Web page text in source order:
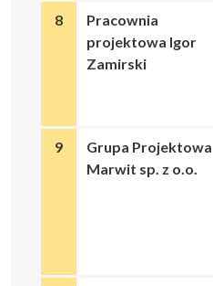
8
Pracownia
projektowa Igor
Zamirski
9
Grupa Projektowa
Marwit sp. z o.o.